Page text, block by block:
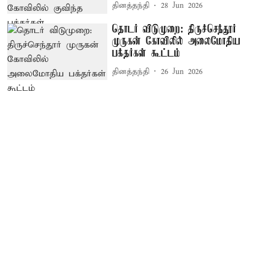
தினத்தந்தி 28 Jun 2026
தொடர் விடுமுறை: திருச்செந்தூர்
முருகன் கோவிலில் அலைமோதிய
பக்தர்கள் கூட்டம்
தினத்தந்தி 26 Jun 2026